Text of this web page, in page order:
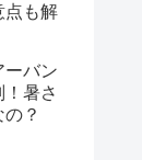
点も解
ーバン
暑さ
？